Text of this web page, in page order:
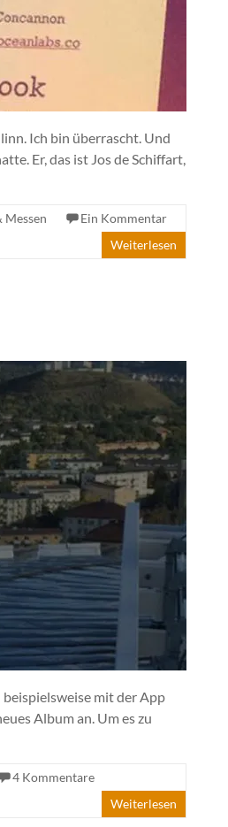
Ich bin überrascht. Und
Er, das ist Jos de Schiffart,
Messen
Ein Kommentar
Weiterlesen
beispielsweise mit der App
Album an. Um es zu
4 Kommentare
Weiterlesen